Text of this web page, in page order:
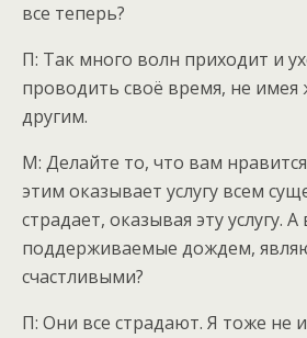
все теперь?
П: Так много волн приходит и
проводить своё время, не имея
другим.
М: Делайте то, что вам
этим оказывает услугу всем
страдает, оказывая эту услугу.
поддерживаемые дождем,
счастливыми?
П: Они все страдают. Я тоже не